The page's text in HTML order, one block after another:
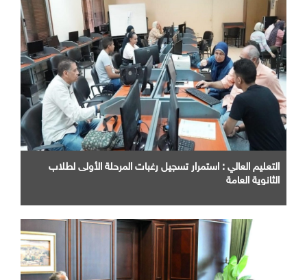
التعليم العالي : استمرار تسجيل رغبات المرحلة الأولى لطلاب
الثانوية العامة